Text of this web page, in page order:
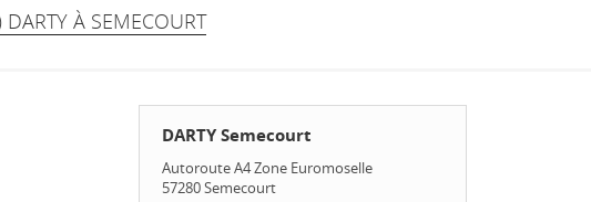
À SEMECOURT
DARTY Semecourt
Autoroute A4 Zone Euromoselle
57280Semecourt